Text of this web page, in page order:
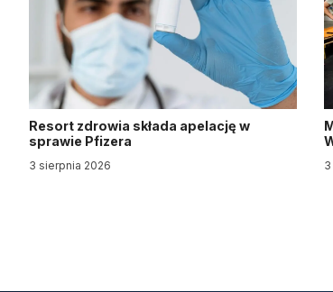
Resort zdrowia składa apelację w
sprawie Pfizera
3 sierpnia 2026